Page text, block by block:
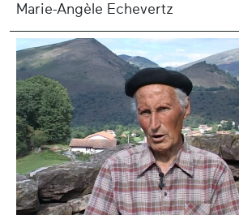
Marie-Angèle Echevertz